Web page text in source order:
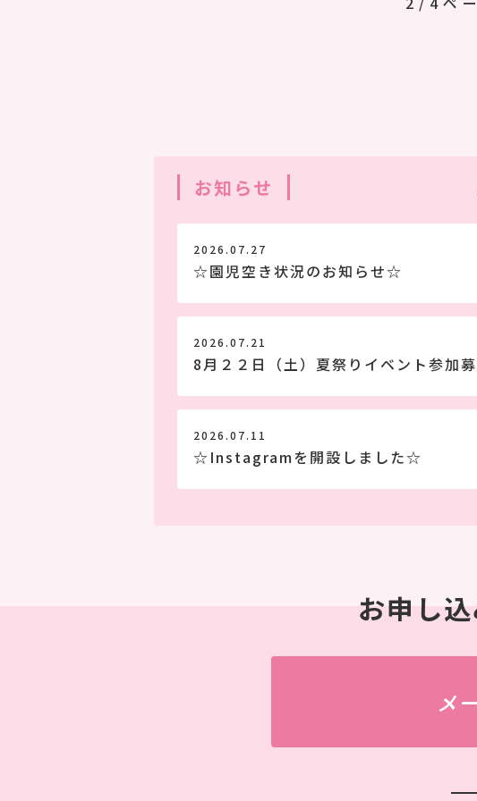
お知らせ
2026.07.27
☆園児空き状況のお知らせ☆
2026.07.21
8月２２日（土）夏祭りイベント参加
2026.07.11
☆Instagramを開設しました☆
お申し
メ